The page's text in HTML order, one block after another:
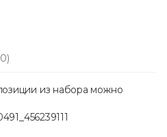
из набора можно